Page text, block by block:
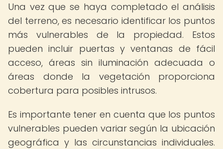
Una vez que se haya completado el análisis
del terreno, es necesario identificar los puntos
más vulnerables de la propiedad. Estos
pueden incluir puertas y ventanas de fácil
acceso, áreas sin iluminación adecuada o
áreas donde la vegetación proporciona
cobertura para posibles intrusos.
Es importante tener en cuenta que los puntos
vulnerables pueden variar según la ubicación
geográfica y las circunstancias individuales.